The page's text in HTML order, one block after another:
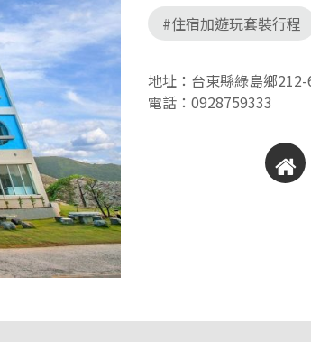
#住宿加遊玩套裝行程
地址：台東縣綠島鄉
電話： 0928759333